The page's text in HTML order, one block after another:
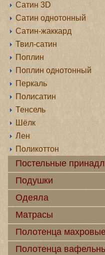
Сатин 3D
Сатин однотонный
Сатин-жаккард
Твил-сатин
Поплин
Поплин однотонный
Перкаль
Полисатин
Тенсель
Шёлк
Лен
Поликоттон
Постельные
Подушки
Одеяла
Матрасы
Полотенца
Полотенца